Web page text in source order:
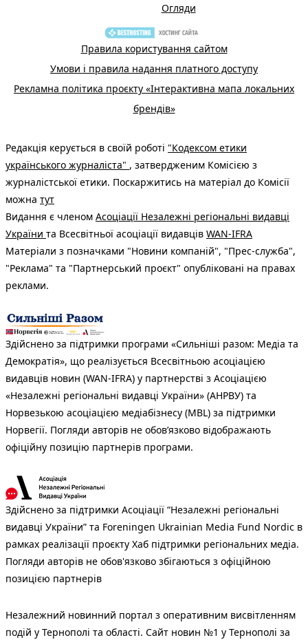
Огляди
Правила користування сайтом
Умови і правила надання платного доступу
Рекламна політика проєкту «Інтерактивна мапа локальних
брендів»
Редакція керується в своїй роботі "Кодексом етики
українського журналіста" , затвердженим Комісією з
журналістської етики. Поскаржитись на матеріал до Комісії
можна тут
Видання є членом Асоціації Незалежні регіональні видавці
України та Всесвітньої асоціації видавців WAN-IFRA
Матеріали з позначками "Новини компаній", "Прес-служба",
"Реклама" та "Партнерський проєкт" опубліковані на правах
реклами.
Здійснено за підтримки програми «Сильніші разом: Медіа та
Демократія», що реалізується Всесвітньою асоціацією
видавців новин (WAN-IFRA) у партнерстві з Асоціацією
«Незалежні регіональні видавці України» (АНРВУ) та
Норвезькою асоціацією медіабізнесу (MBL) за підтримки
Норвегії. Погляди авторів не обов’язково відображають
офіційну позицію партнерів програми.
Здійснено за підтримки Асоціації “Незалежні регіональні
видавці України” та Foreningen Ukrainian Media Fund Nordic в
рамках реалізації проєкту Хаб підтримки регіональних медіа.
Погляди авторів не обов'язково збігаються з офіційною
позицією партнерів
Незалежний новинний портал з оперативним висвітленням
подій у Тернополі та області. Сайт новин №1 у Тернополі за